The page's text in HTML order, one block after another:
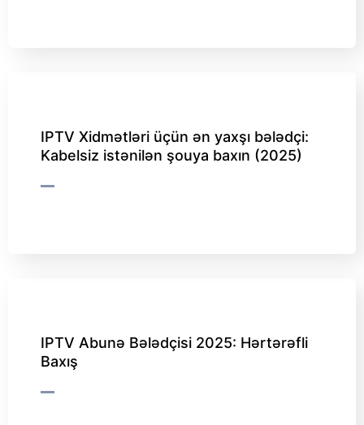
IPTV Xidmətləri üçün ən yaxşı bələdçi:
Kabelsiz istənilən şouya baxın (2025)
IPTV Abunə Bələdçisi 2025: Hərtərəfli
Baxış